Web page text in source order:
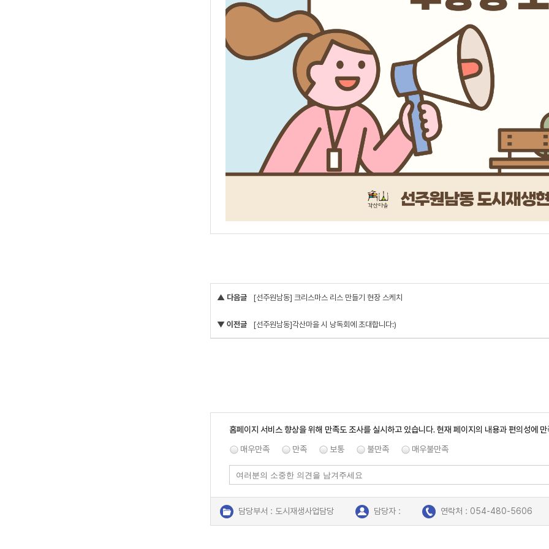
▲ 다음글 [선주원남동] 크리스마스 리스 만들기 현장 스케치
▼ 이전글 [선주원남동]각산마을 시 낭독회에 초대합니다:)
홈페이지 서비스 향상을 위해 만족도 조사를 실시하고 있습니다. 현재 페이지의 내용과 편의성에
매우만족
만족 보통 불만족 매우불만족
담당부서 : 도시재생사업담당 담당자 : 연락처 : 054-480-5606